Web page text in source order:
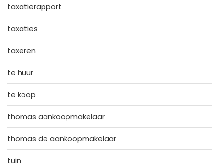
taxatierapport
taxaties
taxeren
te huur
te koop
thomas aankoopmakelaar
thomas de aankoopmakelaar
tuin